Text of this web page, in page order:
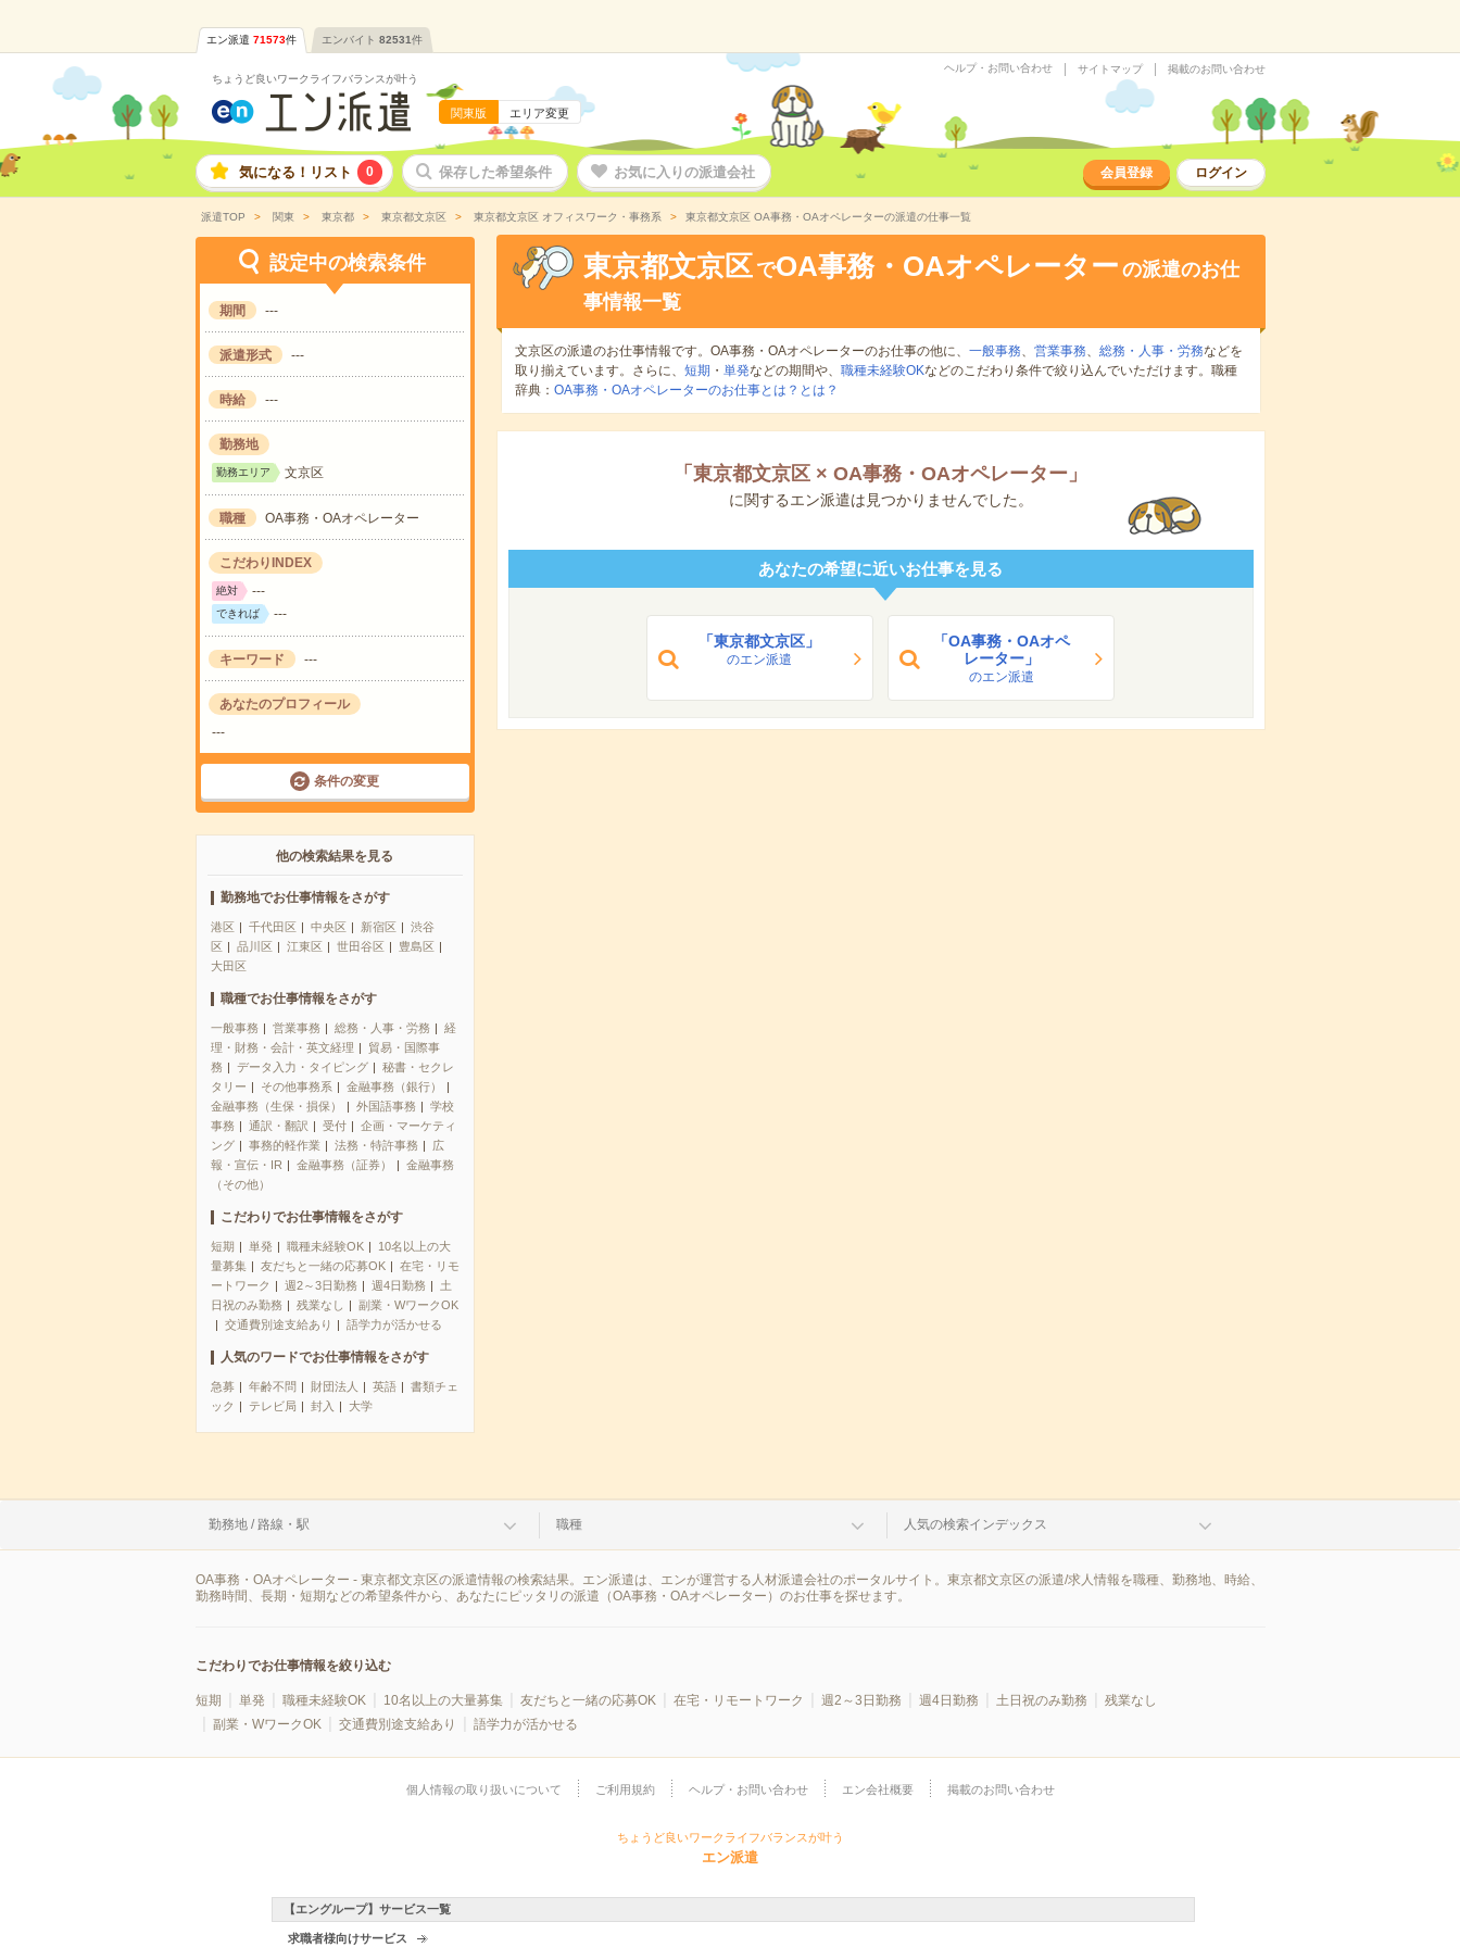
エン派遣 71573件 エンバイト 82531件
ちょうど良いワークライフバランスが叶う
関東版 エリア変更
ヘルプ・お問い合わせ サイトマップ 掲載のお問い合わせ
気になる！リスト 0 保存した希望条件 お気に入りの派遣会社 会員登録 ログイン
派遣TOP 関東 東京都 東京都文京区 東京都文京区 オフィスワーク・事務系 東京都文京区 OA事務・OAオペレーターの派遣の仕事一覧
設定中の検索条件
期間 ---
派遣形式 ---
時給 ---
勤務地
勤務エリア 文京区
職種 OA事務・OAオペレーター
こだわりINDEX
絶対 ---
できれば ---
キーワード ---
あなたのプロフィール
---
条件の変更
他の検索結果を見る
勤務地でお仕事情報をさがす
港区 千代田区 中央区 新宿区
渋谷
区
品川区 江東区 世田谷区
豊島区
大田区
職種でお仕事情報をさがす
一般事務 営業事務 総務・人事・労務
経
理・財務・会計・英文経理
貿易・国際事
務
データ入力・タイピング
秘書・セクレ
タリー
その他事務系
金融事務（銀行）
金融事務（生保・損保）
外国語事務
学校
事務
通訳・翻訳 受付
企画・マーケティ
ング
事務的軽作業 法務・特許事務
広
報・宣伝・IR
金融事務（証券）
金融事務
（その他）
こだわりでお仕事情報をさがす
短期 単発 職種未経験OK
10名以上の大
量募集
友だちと一緒の応募OK
在宅・リモ
ートワーク
週2～3日勤務 週4日勤務
土
日祝のみ勤務
残業なし
副業・WワークOK
交通費別途支給あり
語学力が活かせる
人気のワードでお仕事情報をさがす
急募 年齢不問 財団法人 英語
書類チェ
ック
テレビ局 封入 大学
東京都文京区 でOA事務・OAオペレーター の派遣のお仕
事情報一覧
文京区の派遣のお仕事情報です。OA事務・OAオペレーターのお仕事の他に、 一般事務、 営業事務、 総務・人事・労務などを
取り揃えています。さらに、 短期 ・ 単発などの期間や、 職種未経験OKなどのこだわり条件で絞り込んでいただけます。職種
辞典： OA事務・OAオペレーターのお仕事とは？とは？
「 東京都文京区 × OA事務・OAオペレーター 」
に関するエン派遣は見つかりませんでした。
あなたの希望に近いお仕事を見る
「東京都文京区」
のエン派遣
「OA事務・OAオペ
レーター」
のエン派遣
勤務地 / 路線・駅 職種 人気の検索インデックス
OA事務・OAオペレーター - 東京都文京区の派遣情報の検索結果。エン派遣は、エンが運営する人材派遣会社のポータルサイト。東京都文京区の派遣/求人情報を職種、勤務地、時給、
勤務時間、長期・短期などの希望条件から、あなたにピッタリの派遣（OA事務・OAオペレーター）のお仕事を探せます。
こだわりでお仕事情報を絞り込む
短期 単発 職種未経験OK 10名以上の大量募集 友だちと一緒の応募OK 在宅・リモートワーク 週2～3日勤務 週4日勤務 土日祝のみ勤務
残業なし
副業・WワークOK
交通費別途支給あり 語学力が活かせる
個人情報の取り扱いについて ご利用規約 ヘルプ・お問い合わせ エン会社概要 掲載のお問い合わせ
ちょうど良いワークライフバランスが叶う
エン派遣
【エングループ】サービス一覧
求職者様向けサービス